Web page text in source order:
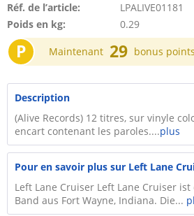
Réf. de l’article:
LPALIVE01181
Poids en kg:
0.29
P Maintenant 29 bonus points
Description
(Alive Records) 12 titres, sur vinyle
encart contenant les paroles....plus
Pour en savoir plus sur Left Lane
Left Lane Cruiser Left Lane Cruiser ist
Band aus Fort Wayne, Indiana. Die...